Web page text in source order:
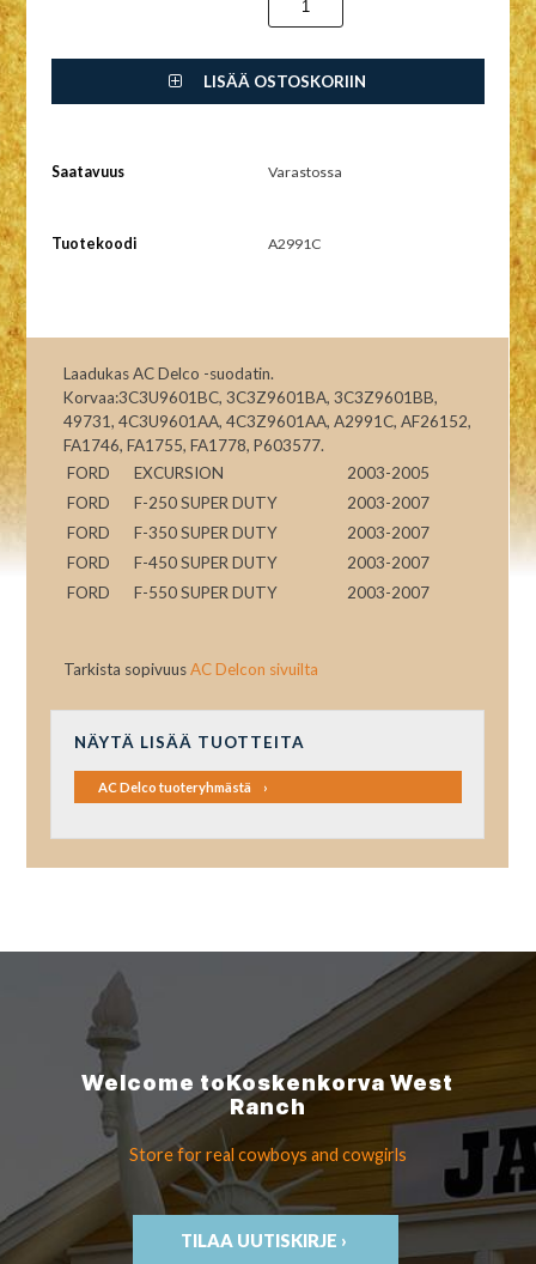
LISÄÄ OSTOSKORIIN
Saatavuus Varastossa
Tuotekoodi A2991C
Laadukas AC Delco -suodatin.
Korvaa:3C3U9601BC, 3C3Z9601BA, 3C3Z9601BB,
49731, 4C3U9601AA, 4C3Z9601AA, A2991C, AF26152,
FA1746, FA1755, FA1778, P603577.
FORD
EXCURSION
2003-2005
FORD
F-250 SUPER DUTY
2003-2007
FORD
F-350 SUPER DUTY
2003-2007
FORD
F-450 SUPER DUTY
2003-2007
FORD
F-550 SUPER DUTY 2003-2007
Tarkista sopivuusAC Delcon sivuilta
NÄYTÄ LISÄÄ TUOTTEITA
AC Delco tuoteryhmästä
Welcome toKoskenkorvaWest
Ranch
Store for real cowboys and cowgirls
TILAA UUTISKIRJE ›